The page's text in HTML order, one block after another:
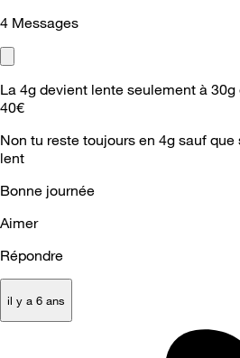
4 Messages
La 4g devient lente seulement à
40€
Non tu reste toujours en 4g sauf
lent
Bonne journée
Aimer
Répondre
il y a 6 ans